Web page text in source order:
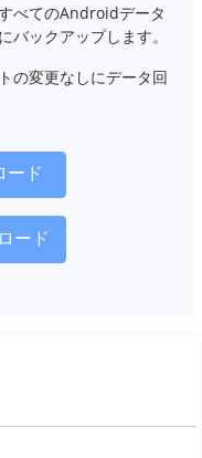
べてのAndroidデータ
バックアップします。
の変更なしにデータ回
ード
ード